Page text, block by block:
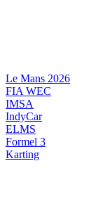
Le Mans 2026
FIA WEC
IMSA
IndyCar
ELMS
Formel 3
Karting